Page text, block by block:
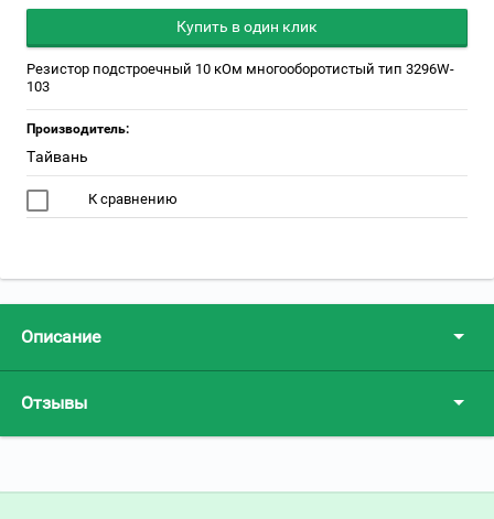
Купить в один клик
Резистор подстроечный 10 кОм многооборотистый тип 3296W-
103
Производитель:
Тайвань
К сравнению
Описание
Отзывы